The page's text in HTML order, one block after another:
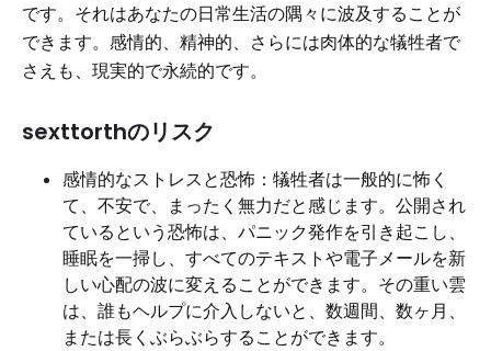
です。それはあなたの日常生活の隅々に波及することが
できます。感情的、精神的、さらには肉体的な犠牲者で
さえも、現実的で永続的です。
sexttorthのリスク
感情的なストレスと恐怖：犠牲者は一般的に怖く
て、不安で、まったく無力だと感じます。公開され
ているという恐怖は、パニック発作を引き起こし、
睡眠を一掃し、すべてのテキストや電子メールを新
しい心配の波に変えることができます。その重い雲
は、誰もヘルプに介入しないと、数週間、数ヶ月、
または長くぶらぶらすることができます。